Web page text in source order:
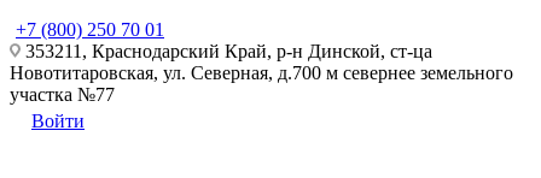
+7 (800) 250 70 01
353211, Краснодарский Край, р-н Динской, ст-ца
Новотитаровская, ул. Северная, д.700 м севернее земельного
участка №77
Войти